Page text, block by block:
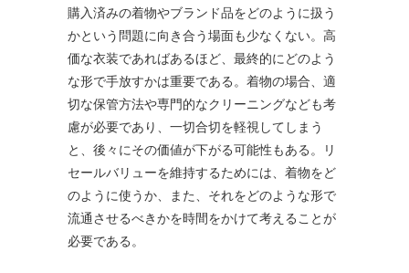
購入済みの着物やブランド品をどのように扱う
かという問題に向き合う場面も少なくない。高
価な衣装であればあるほど、最終的にどのよう
な形で手放すかは重要である。着物の場合、適
切な保管方法や専門的なクリーニングなども考
慮が必要であり、一切合切を軽視してしまう
と、後々にその価値が下がる可能性もある。リ
セールバリューを維持するためには、着物をど
のように使うか、また、それをどのような形で
流通させるべきかを時間をかけて考えることが
必要である。